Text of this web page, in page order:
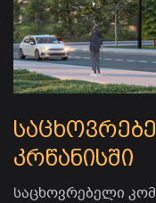
კრწანისში
საცხოვრებელი